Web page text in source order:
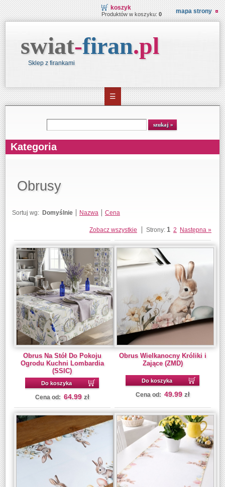
koszyk
Produktów w koszyku:0 mapa strony
swiat-firan.pl
Sklep z firankami
☰
Kategoria
Obrusy
Sortuj wg: Domyślnie Nazwa Cena
Zobacz wszystkie Strony: 1 2 Następna »
Obrus Na Stół Do Pokoju
Ogrodu Kuchni Lombardia
(SSIC)
Do koszyka
Cena od: 64.99 zł
Obrus Wielkanocny Króliki i
Zające (ZMD)
Do koszyka
Cena od: 49.99 zł